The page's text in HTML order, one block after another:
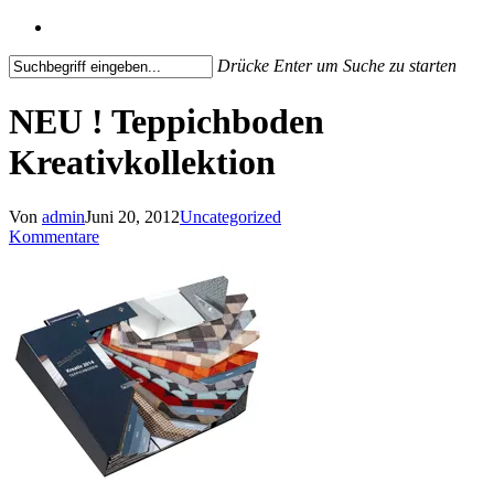
Drücke Enter um Suche zu starten
Search
NEU ! Teppichboden
Kreativkollektion
Von adminJuni 20, 2012Uncategorized
Kommentare